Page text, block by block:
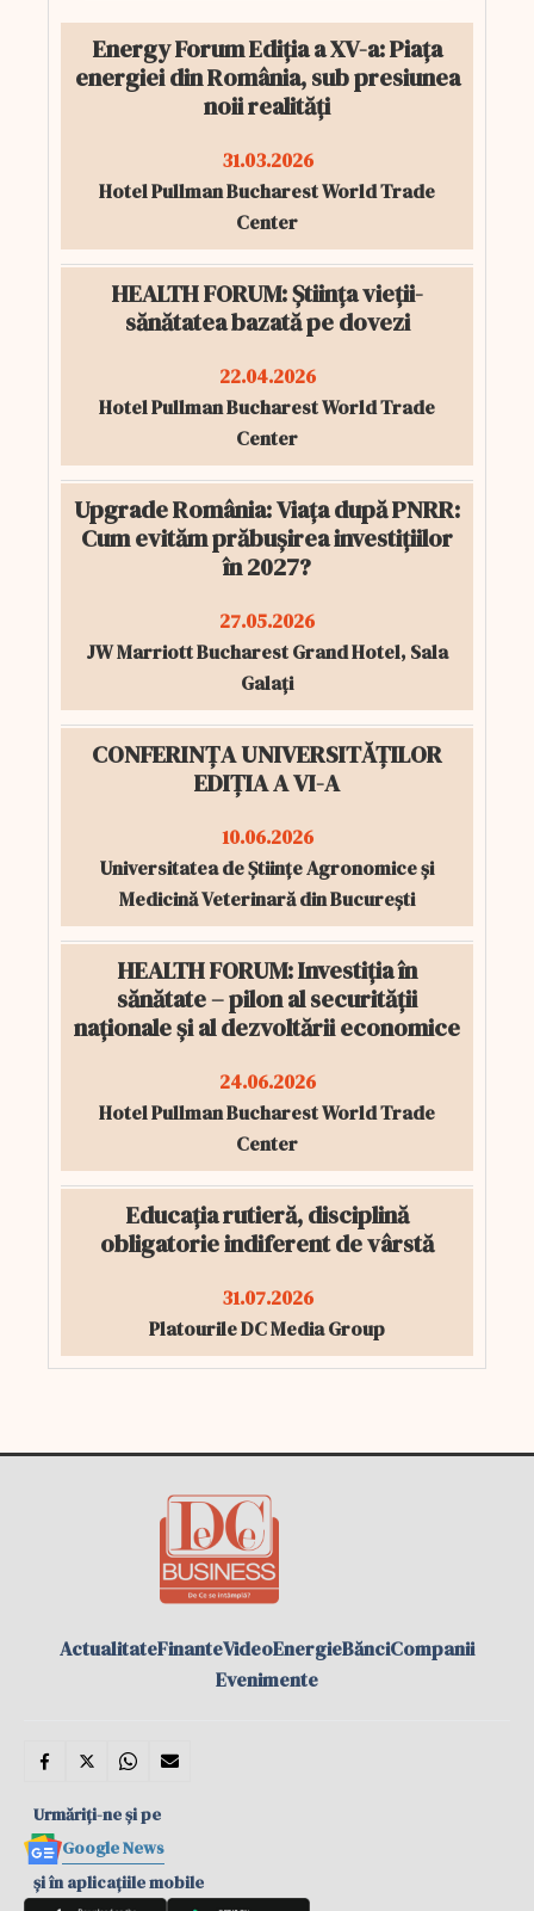
Energy Forum Ediția a XV-a: Piața
energiei din România, sub presiunea
noii realități
31.03.2026
Hotel Pullman Bucharest World Trade
Center
HEALTH FORUM: Știința vieții-
sănătatea bazată pe dovezi
22.04.2026
Hotel Pullman Bucharest World Trade
Center
Upgrade România: Viața după PNRR:
Cum evităm prăbușirea investițiilor
în 2027?
27.05.2026
JW Marriott Bucharest Grand Hotel, Sala
Galați
CONFERINȚA UNIVERSITĂȚILOR
EDIȚIA A VI-A
10.06.2026
Universitatea de Științe Agronomice și
Medicină Veterinară din București
HEALTH FORUM: Investiția în
sănătate – pilon al securității
naționale și al dezvoltării economice
24.06.2026
Hotel Pullman Bucharest World Trade
Center
Educația rutieră, disciplină
obligatorie indiferent de vârstă
31.07.2026
Platourile DC Media Group
ActualitateFinanteVideoEnergieBănciCompanii
Evenimente
Urmăriți-ne și pe
Google News
și în aplicațiile mobile